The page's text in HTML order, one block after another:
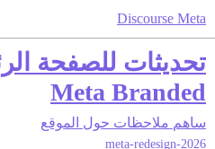
Discourse Meta
تحديثات للصفحة
Meta Branded
ساهم ملاحظات حول الموقع
meta-redesign-2026